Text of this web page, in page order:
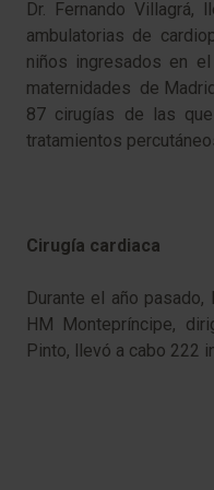
Dr. Fernando Villagrá,
ambulatorias de
niños ingresados en
maternidades de
87 cirugías de las
tratamientos
Cirugía cardiaca
Durante el año pasado,
HM Montepríncipe,
Pinto, llevó a cabo 222